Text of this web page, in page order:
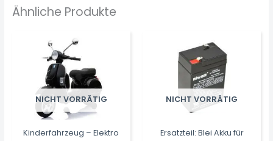
Ähnliche Produkte
NICHT VORRÄTIG
Kinderfahrzeug – Elektro
NICHT VORRÄTIG
Ersatzteil: Blei Akku für